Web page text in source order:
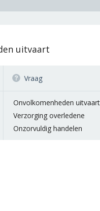
uitvaart
Vraag
Onvolkomenheden uitvaart
Verzorging overledene
Onzorvuldig handelen